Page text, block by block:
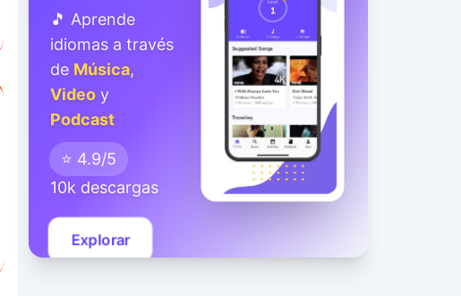
🎵 Aprende
idiomas a través
de Música,
Video y
Podcast
⭐ 4.9/5
10k descargas
Explorar